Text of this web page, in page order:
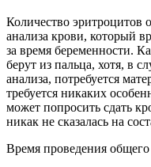
Количество эритроцитов
анализа крови, который
за время беременности.
берут из пальца, хотя, в
анализа, потребуется
требуется никаких
может попросить сдать
никак не сказалась на
Время проведения общего